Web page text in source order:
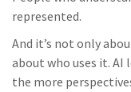
represented.
And it’s not only
about who uses it. AI
the more